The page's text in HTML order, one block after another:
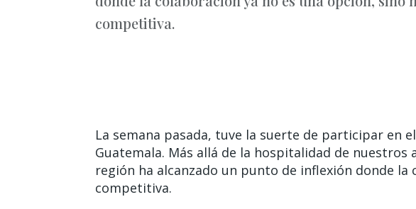
competitiva.
La semana pasada, tuve la suerte de participar en el
Guatemala. Más allá de la hospitalidad de
región ha alcanzado un punto de inflexión donde
competitiva.